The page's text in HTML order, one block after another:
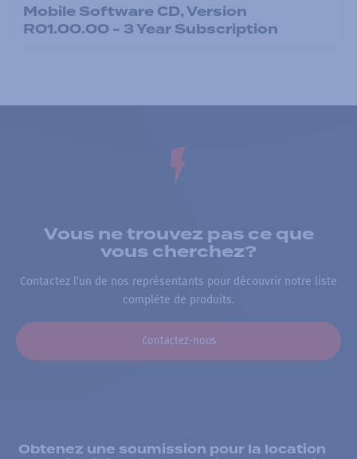
Mobile Software CD, Version
R01.00.00 - 3 Year Subscription
Vous ne trouvez pas ce que
vous cherchez?
Contactez l’un de nos représentants pour découvrir notre liste
complète de produits.
Contactez-nous
Obtenez une soumission pour la location